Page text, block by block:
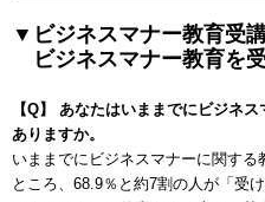
▼ビジネスマナー教育受
ビジネスマナー教育を
【Q】 あなたはいままでにビジネ
ありますか。
いままでにビジネスマナーに関す
ところ、 68.9％と約7割の人が「受